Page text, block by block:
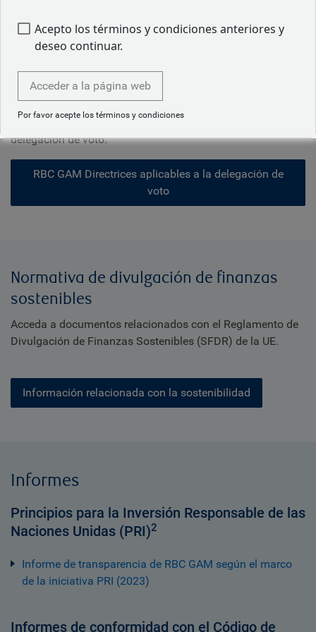
La delegación de voto constituye una parte importante de
nuestro proceso de gestión responsable activa, ya que nos
permite transmitir nuestra opinión a los consejos de
administración y los equipos directivos de las empresas.
Tomamos nuestras decisiones de voto de forma
independiente, de conformidad con nuestras directrices de
delegación de voto.
RBC GAM Directrices aplicables a la delegación de
voto
Normativa de divulgación de finanzas
sostenibles
Acceda a documentos relacionados con el Reglamento de
Divulgación de Finanzas Sostenibles (SFDR) de la UE.
Información relacionada con la sostenibilidad
Informes
Principios para la Inversión Responsable de las
Naciones Unidas (PRI)2
Informe de transparencia de RBC GAM según el marco
de la iniciativa PRI (2023)
Informes de conformidad con el Código de
Acepto los términos y condiciones anteriores y
deseo continuar.
Acceder a la página web
Por favor acepte los términos y condiciones